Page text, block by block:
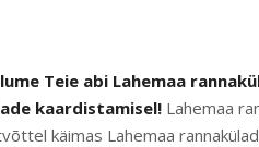
Teie abi Lahemaa
kaardistamisel! Lahemaa
käimas Lahemaa